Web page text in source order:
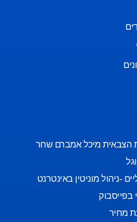
הצבאית מיכל אמברם שחר
-ניהול מוניטין באינטרנט
בפייסבוק
מחיר